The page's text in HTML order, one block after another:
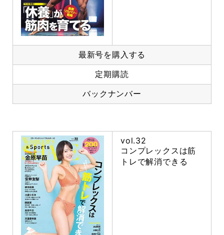
最新号を購入する
定期購読
バックナンバー
vol.32
コンプレックスは筋
トレで解消できる